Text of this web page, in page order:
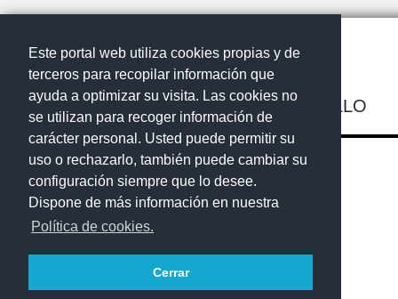
Este portal web utiliza cookies propias y de
terceros para recopilar información que
ayuda a optimizar su visita. Las cookies no
se utilizan para recoger información de
carácter personal. Usted puede permitir su
uso o rechazarlo, también puede cambiar su
configuración siempre que lo desee.
Dispone de más información en nuestra
Política de cookies.
Cerrar
IES VALSEQUILLO